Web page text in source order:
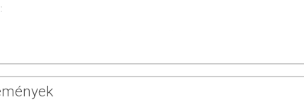
anyagcsere-folyamatokban.
normál működéséhez.
állapotának megőrzésében is.
pajzsmirigyhormonok normál termeléséhez és a pajzsmirigy